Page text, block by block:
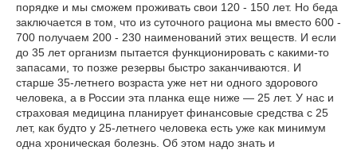
порядке и мы сможем проживать свои 120 - 150 лет. Но беда
заключается в том, что из суточного рациона мы вместо 600 -
700 получаем 200 - 230 наименований этих веществ. И если
до 35 лет организм пытается функционировать с какими-то
запасами, то позже резервы быстро заканчиваются. И
старше 35-летнего возраста уже нет ни одного здорового
человека, а в России эта планка еще ниже — 25 лет. У нас и
страховая медицина планирует финансовые средства с 25
лет, как будто у 25-летнего человека есть уже как минимум
одна хроническая болезнь. Об этом надо знать и